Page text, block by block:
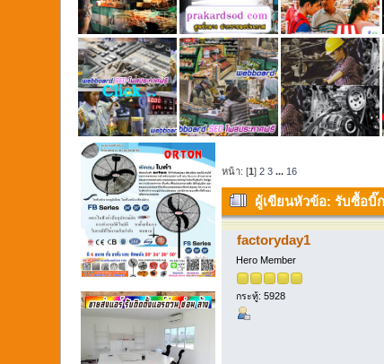
หน้า: [1]2 3 ... 16
ผู้เขียนหัวข้อ: รับซื้อบิ๊
factoryday1
Hero Member
กระทู้: 5928